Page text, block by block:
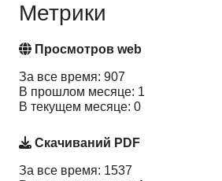
Метрики
Просмотров web
За все время: 907
В прошлом месяце: 1
В текущем месяце: 0
Скачиваний PDF
За все время: 1537